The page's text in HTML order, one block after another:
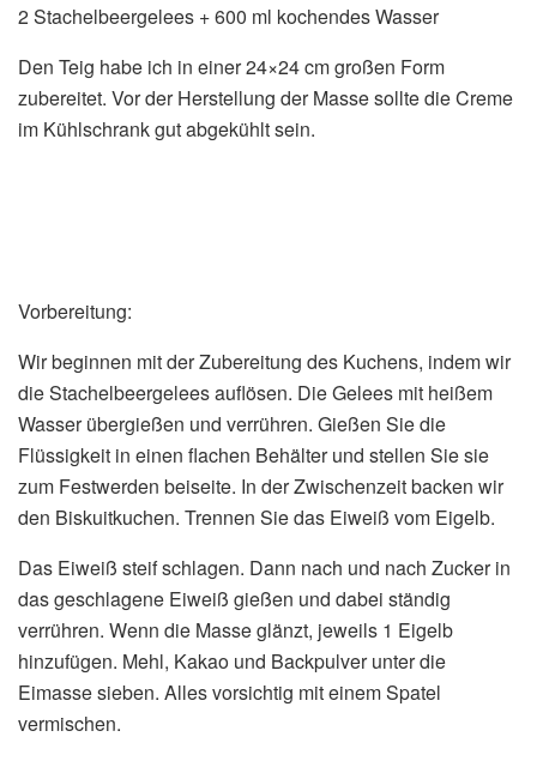
2 Stachelbeergelees + 600 ml kochendes Wasser
Den Teig habe ich in einer 24×24 cm großen Form
zubereitet. Vor der Herstellung der Masse sollte die Creme
im Kühlschrank gut abgekühlt sein.
Vorbereitung:
Wir beginnen mit der Zubereitung des Kuchens, indem wir
die Stachelbeergelees auflösen. Die Gelees mit heißem
Wasser übergießen und verrühren. Gießen Sie die
Flüssigkeit in einen flachen Behälter und stellen Sie sie
zum Festwerden beiseite. In der Zwischenzeit backen wir
den Biskuitkuchen. Trennen Sie das Eiweiß vom Eigelb.
Das Eiweiß steif schlagen. Dann nach und nach Zucker in
das geschlagene Eiweiß gießen und dabei ständig
verrühren. Wenn die Masse glänzt, jeweils 1 Eigelb
hinzufügen. Mehl, Kakao und Backpulver unter die
Eimasse sieben. Alles vorsichtig mit einem Spatel
vermischen.